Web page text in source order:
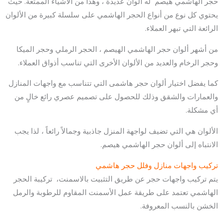
يحتوي كل نوع من أنواع الحجر الهاشمي على سلسلة كبيرة من الألوان
الرائعة التي تبهر العملاء.
من أشهر ألوان حجر الهاشمي الهيصم ، الحجر الرملي وحجر الميكا
وحجر الرخام والعديد من الألوان الأخرى التي تناسب أذواق العملاء.
كما يفضل اختيار ألوان حجر هاشمى التي تتناسب مع واجهات المنازل
والعمارات والشقق وذلك للحصول على تصميم عصري رائع خالٍ من
أي مشكلة.
الألوان هي التي تضيف لواجهة المنزل جاذبية وجمالاً رائعاً ، لذا يجب
الانتباه إلى ألوان حجر الهاشمي هيصم.
تركيب واجهات منازل وفلل حجر هاشمي
يتم تركيب واجهات حجر عن طريق التثبيت بالاسمنت، تركيبة الحجر
الهاشمي تعتمد على طريقة عمل الأسمنت المقاوم للرطوبة والرمل
الخشن بالنسب المعروفة.